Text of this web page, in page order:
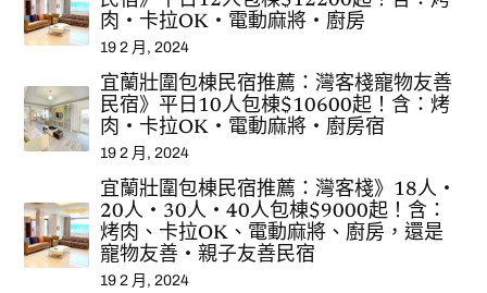
肉‧卡拉OK‧電動麻將‧廚房
19 2 月, 2024
宜蘭壯圍包棟民宿推薦：灣客棧寵物友善
民宿》平日10人包棟$10600起！含：烤
肉‧卡拉OK‧電動麻將‧廚房宿
19 2 月, 2024
宜蘭壯圍包棟民宿推薦：灣客棧》18人‧
20人‧30人‧40人包棟$9000起！含：
烤肉、卡拉OK、電動麻將、廚房，還是
寵物友善‧親子友善民宿
19 2 月, 2024